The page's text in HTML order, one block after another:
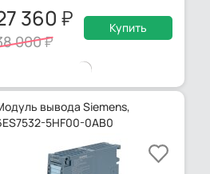
360
000
Купить
вывода Siemens,
5HF00-0AB0